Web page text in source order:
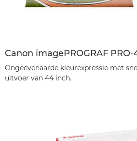
Canon imagePROGRAF PRO-
Ongeëvenaarde kleurexpressie met
uitvoer van 44 inch.